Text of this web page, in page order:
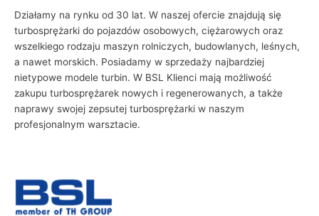
Działamy na rynku od 30 lat. W naszej ofercie znajdują się
turbosprężarki do pojazdów osobowych, ciężarowych oraz
wszelkiego rodzaju maszyn rolniczych, budowlanych, leśnych,
a nawet morskich. Posiadamy w sprzedaży najbardziej
nietypowe modele turbin. W BSL Klienci mają możliwość
zakupu turbosprężarek nowych i regenerowanych, a także
naprawy swojej zepsutej turbosprężarki w naszym
profesjonalnym warsztacie.